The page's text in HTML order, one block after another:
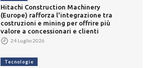
Hitachi Construction Machinery
(Europe) rafforza l'integrazione tra
costruzioni e mining per offrire più
valore a concessionari e clienti
24 Luglio 2026
Tecnologie